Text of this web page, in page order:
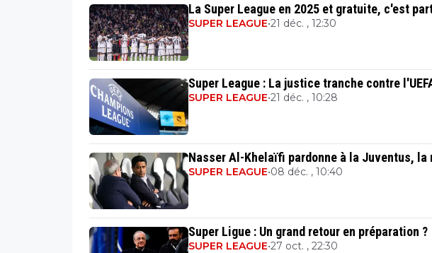
La Super League en 2025 et gratuite, c'est
SUPER LEAGUE•21 déc. , 12:30
Super League : La justice tranche contre
SUPER LEAGUE•21 déc. , 10:28
Nasser Al-Khelaïfi pardonne à la Juventus,
SUPER LEAGUE•08 déc. , 10:40
Super Ligue : Un grand retour en préparation ?
SUPER LEAGUE•27 oct. , 22:30